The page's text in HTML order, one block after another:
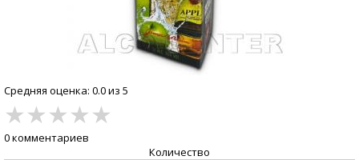
Средняя оценка: 0.0 из 5
★★★★★
0 комментариев
Количество